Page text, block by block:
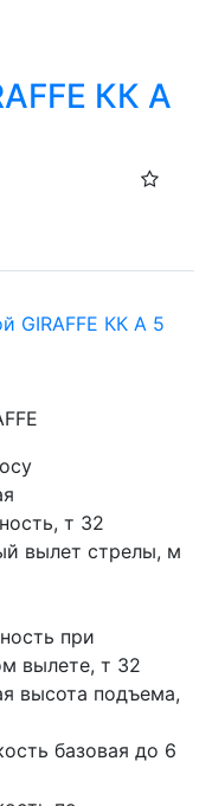
КК А
GIRAFFE КК А 5
т 32
вылет стрелы, м
при
вылете, т 32
высота подъема,
базовая до 6